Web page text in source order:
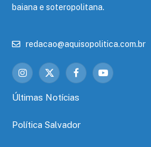
baiana e soteropolitana.
redacao@aquisopolitica.com.br
Instagram
X
FacebookYouTube
Últimas Notícias
Política Salvador